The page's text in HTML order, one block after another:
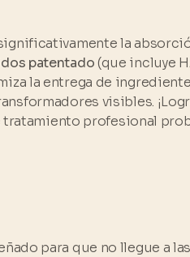
la
patentado(que incluye
la entrega de
visibles.
tratamiento profesional
para que no llegue a